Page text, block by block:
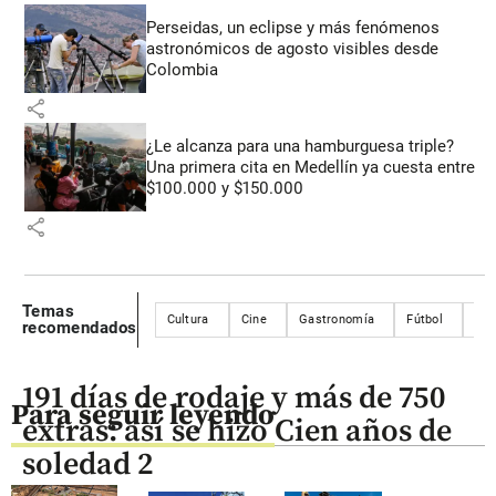
Perseidas, un eclipse y más fenómenos
astronómicos de agosto visibles desde
Colombia
share
¿Le alcanza para una hamburguesa triple?
Una primera cita en Medellín ya cuesta entre
$100.000 y $150.000
share
Temas
recomendados
Cultura Cine Gastronomía Fútbol
Para seguir leyendo
191 días de rodaje y más de 750
extras: así se hizo Cien años de
soledad 2